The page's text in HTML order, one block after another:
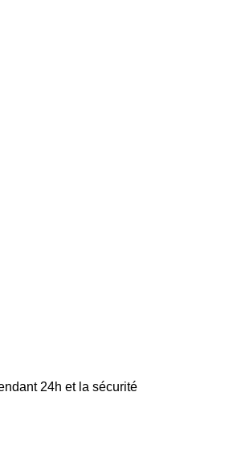
24h et la sécurité